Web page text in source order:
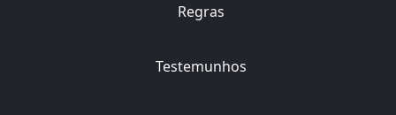
Regras
Testemunhos